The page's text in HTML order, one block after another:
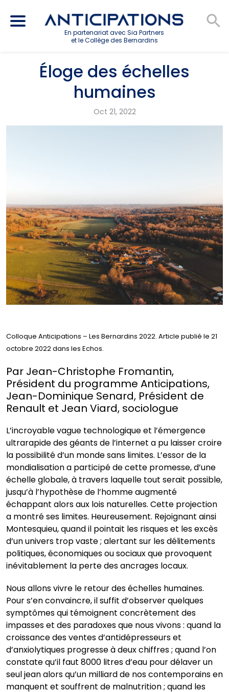
En partenariat avec Sia Partners
et le Collège des Bernardins
Éloge des échelles
humaines
Oct 21, 2022
Colloque Anticipations – Les Bernardins 2022. Article publié le 21
octobre 2022 dans les Echos.
Par Jean-Christophe Fromantin,
Président du programme Anticipations,
Jean-Dominique Senard, Président de
Renault et Jean Viard, sociologue
L’incroyable vague technologique et l’émergence
ultrarapide des géants de l’internet a pu laisser croire
la possibilité d’un monde sans limites. L’essor de la
mondialisation a participé de cette promesse, d’une
échelle globale, à travers laquelle tout serait possible,
jusqu’à l’hypothèse de l’homme augmenté
échappant alors aux lois naturelles. Cette projection
a montré ses limites. Heureusement. Rejoignant ainsi
Montesquieu, quand il pointait les risques et les excès
d’un univers trop vaste ; alertant sur les délitements
politiques, économiques ou sociaux que provoquent
inévitablement la perte des ancrages locaux.
Nous allons vivre le retour des échelles humaines.
Pour s’en convaincre, il suffit d’observer quelques
symptômes qui témoignent concrètement des
impasses et des paradoxes que nous vivons : quand la
croissance des ventes d’antidépresseurs et
d’anxiolytiques progresse à deux chiffres ; quand l’on
constate qu’il faut 8000 litres d’eau pour délaver un
seul jean alors qu’un milliard de nos contemporains en
manquent et souffrent de malnutrition ; quand les